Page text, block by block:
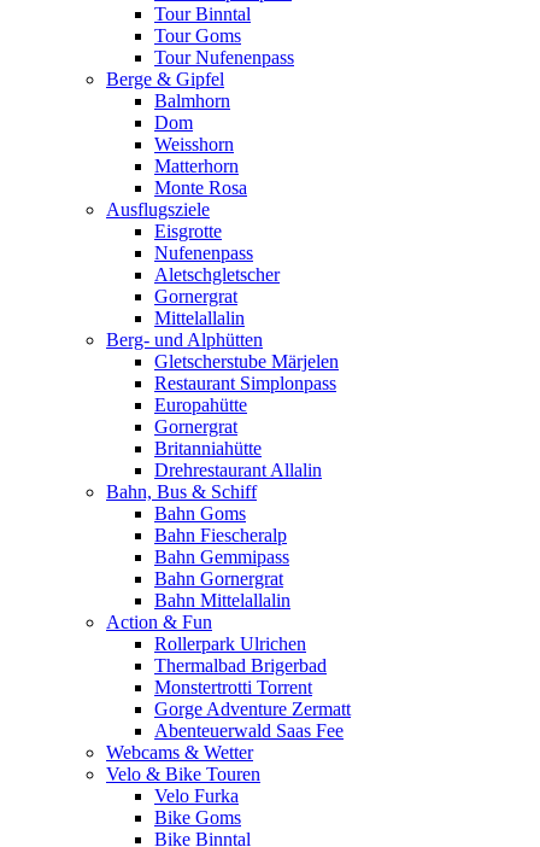
Tour Binntal
Tour Goms
Tour Nufenenpass
Berge & Gipfel
Balmhorn
Dom
Weisshorn
Matterhorn
Monte Rosa
Ausflugsziele
Eisgrotte
Nufenenpass
Aletschgletscher
Gornergrat
Mittelallalin
Berg- und Alphütten
Gletscherstube Märjelen
Restaurant Simplonpass
Europahütte
Gornergrat
Britanniahütte
Drehrestaurant Allalin
Bahn, Bus & Schiff
Bahn Goms
Bahn Fiescheralp
Bahn Gemmipass
Bahn Gornergrat
Bahn Mittelallalin
Action & Fun
Rollerpark Ulrichen
Thermalbad Brigerbad
Monstertrotti Torrent
Gorge Adventure Zermatt
Abenteuerwald Saas Fee
Webcams & Wetter
Velo & Bike Touren
Velo Furka
Bike Goms
Bike Binntal